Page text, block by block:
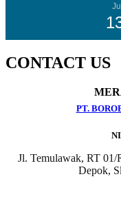
CONTACT US
PT.
Jl. Temulawak, RT
Depok,